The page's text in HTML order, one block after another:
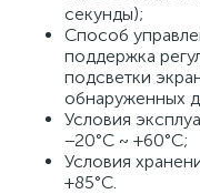
секунды);
Способ
поддержка
подсветки
обнаруженных
Условия
−20°С ~ +60°С;
Условия
+85°С.